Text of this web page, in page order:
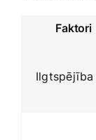
Faktori
Ilgtspējība